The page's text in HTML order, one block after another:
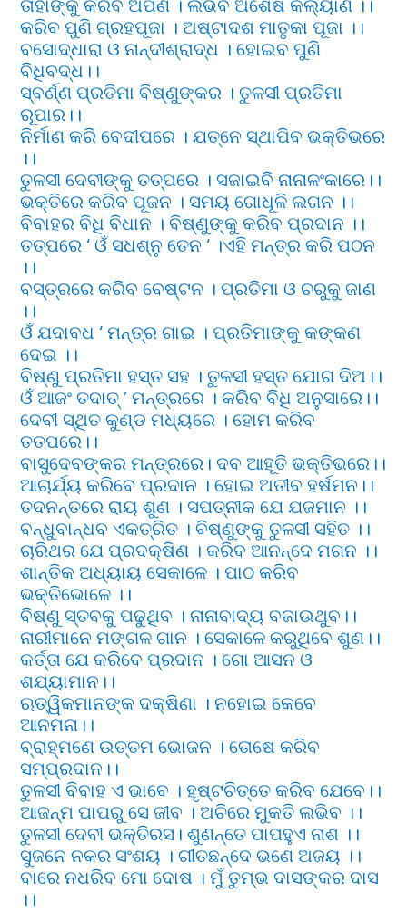
ତାହାଙ୍କୁ କରିବ ଅର୍ପଣ । ଲଭିବ ଅଶେଷ କଲ୍ୟାଣ ।।
କରିବ ପୁଣି ଗ୍ରହପୂଜା । ଅଷ୍ଟାଦଶ ମାତୃକା ପୂଜା ।।
ବସୋଦ୍ଧାରା ଓ ନାନ୍ଦୀଶ୍ରାଦ୍ଧ । ହୋଇବ ପୁଣି
ବିଧିବଦ୍ଧ।।
ସ୍ବର୍ଣ୍ଣ ପ୍ରତିମା ବିଷ୍ଣୁଙ୍କର । ତୁଳସୀ ପ୍ରତିମା
ରୂପାର।।
ନିର୍ମାଣ କରି ବେଦୀପରେ । ଯତ୍ନେ ସ୍ଥାପିବ ଭକ୍ତିଭରେ
।।
ତୁଳସୀ ଦେବୀଙ୍କୁ ତତ୍ପରେ । ସଜାଇବି ନାନାଳଂକାରେ।।
ଭକ୍ତିରେ କରିବ ପୂଜନ । ସମୟ ଗୋଧୂଳି ଲଗନ ।।
ବିବାହର ବିଧି ବିଧାନ । ବିଷ୍ଣୁଙ୍କୁ କରିବ ପ୍ରଦାନ ।।
ତତ୍ପରେ ‘ ଓଁ ସଧଶ୍ନୁ ତେନ ‘ ।ଏହି ମନ୍ତ୍ର କରି ପଠନ
।।
ବସ୍ତ୍ରରେ କରିବ ବେଷ୍ଟନ । ପ୍ରତିମା ଓ ଚରୁକୁ ଜାଣ
।।
ଓଁ ଯଦାବଧ ‘ ମନ୍ତ୍ର ଗାଇ । ପ୍ରତିମାଙ୍କୁ କଙ୍କଣ
ଦେଇ ।।
ବିଷ୍ଣୁ ପ୍ରତିମା ହସ୍ତ ସହ । ତୁଳସୀ ହସ୍ତ ଯୋଗ ଦିଅ।।
ଓଁ ଆଜଂ ତଦାତ୍ ’ ମନ୍ତ୍ରରେ । କରିବ ବିଧି ଅନୁସାରେ।।
ଦେବୀ ସ୍ଥିତ କୁଣ୍ଡ ମଧ୍ୟରେ । ହୋମ କରିବ
ତତପରେ।।
ବାସୁଦେବଙ୍କର ମନ୍ତ୍ରରେ। ଦବ ଆହୂତି ଭକ୍ତିଭରେ।।
ଆଚାର୍ଯ୍ୟ କରିବେ ପ୍ରଦାନ । ହୋଇ ଅତୀବ ହର୍ଷମନ।।
ତଦନନ୍ତରେ ରାୟ ଶୁଣ । ସପତ୍ନୀକ ଯେ ଯଜମାନ ।।
ବନ୍ଧୁବାନ୍ଧବ ଏକତ୍ରିତ । ବିଷ୍ଣୁଙ୍କୁ ତୁଳସୀ ସହିତ ।।
ଚାରିଥର ଯେ ପ୍ରଦକ୍ଷିଣ । କରିବ ଆନନ୍ଦେ ମଗନ ।।
ଶାନ୍ତିକ ଅଧ୍ୟାୟ ସେକାଳେ । ପାଠ କରିବ
ଭକ୍ତିଭୋଳେ ।।
ବିଷ୍ଣୁ ସ୍ତବକୁ ପଢୁଥିବ । ନାନାବାଦ୍ୟ ବଜାଉଥୁବ।।
ନାରୀମାନେ ମଙ୍ଗଳ ଗାନ । ସେକାଳେ କରୁଥିବେ ଶୁଣ।।
କର୍ତ୍ତା ଯେ କରିବେ ପ୍ରଦାନ । ଗୋ ଆସନ ଓ
ଶଯ୍ୟାମାନ।।
ଋତ୍ୱିକମାନଙ୍କ ଦକ୍ଷିଣା । ନହୋଇ କେବେ
ଆନମନା।।
ବ୍ରାହ୍ମଣେ ଉତ୍ତମ ଭୋଜନ । ତୋଷେ କରିବ
ସମ୍ପ୍ରଦାନ।।
ତୁଳସୀ ବିବାହ ଏ ଭାବେ । ହୃଷ୍ଟଚିତ୍ତେ କରିବ ଯେବେ।।
ଆଜନ୍ମ ପାପରୁ ସେ ଜୀବ । ଅଚିରେ ମୁକତି ଲଭିବ ।।
ତୁଳସୀ ଦେବୀ ଭକ୍ତିରସ। ଶୁଣନ୍ତେ ପାପହୁଏ ନାଶ ।।
ସୁଜନେ ନକର ସଂଶୟ । ଗୀତଛନ୍ଦେ ଭଣେ ଅଜୟ ।।
ବାରେ ନଧରିବ ମୋ ଦୋଷ । ମୁଁ ତୁମ୍ଭ ଦାସଙ୍କର ଦାସ
।।